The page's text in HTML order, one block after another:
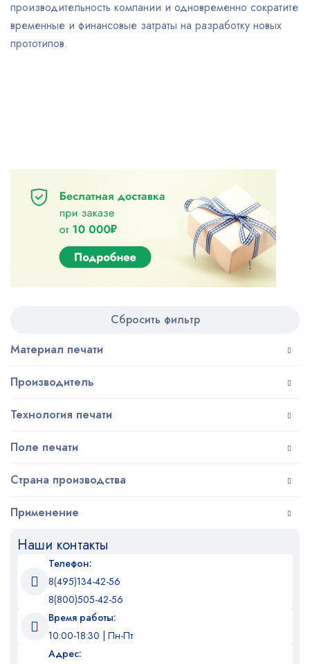
Сбросить фильтр
Материал печати
Производитель
Технология печати
Поле печати
Страна производства
Применение
Наши контакты
Телефон:
8(495)134-42-56
8(800)505-42-56
Время работы:
10:00-18:30 | Пн-Пт
Адрес:
производительность компании и одновременно сократите
временные и финансовые затраты на разработку новых
прототипов.